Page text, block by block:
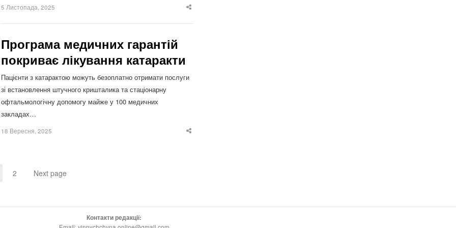
5 Листопада, 2025
Share
Програма медичних гарантій
покриває лікування катаракти
Пацієнти з катарактою можуть безоплатно отримати послуги
зі встановлення штучного кришталика та стаціонарну
офтальмологічну допомогу майже у 100 медичних
закладах…
18 Вересня, 2025
Share
Page Page
2 Next page
Контакти редакції: